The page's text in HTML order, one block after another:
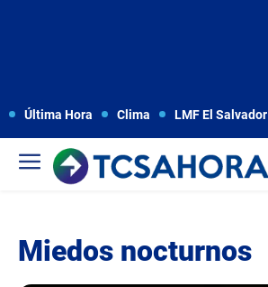
Última Hora Clima LMF El Salvador
Miedos nocturnos